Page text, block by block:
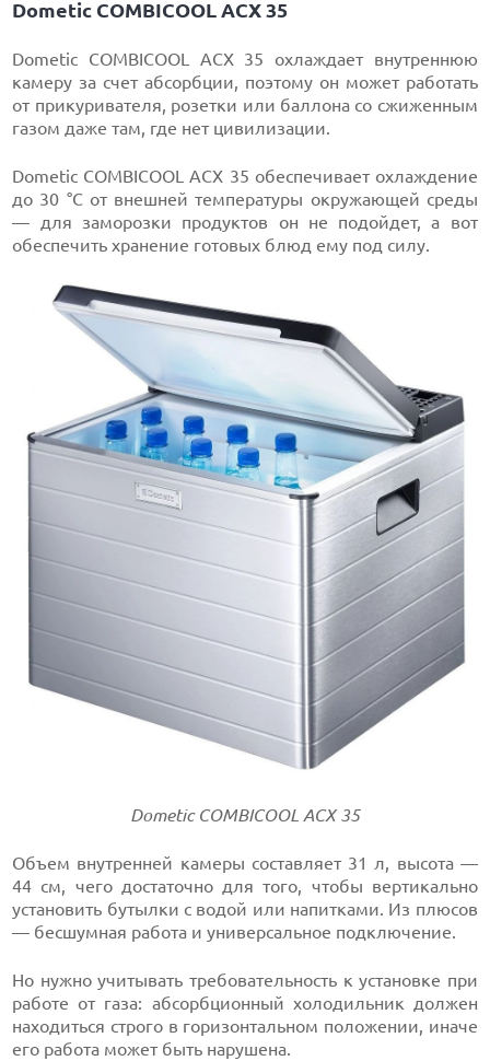
Dometic COMBICOOL ACX 35
Dometic COMBICOOL ACX 35 охлаждает внутреннюю
камеру за счет абсорбции, поэтому он может работать
от прикуривателя, розетки или баллона со сжиженным
газом даже там, где нет цивилизации.
Dometic COMBICOOL ACX 35 обеспечивает охлаждение
до 30 °C от внешней температуры окружающей среды
— для заморозки продуктов он не подойдет, а вот
обеспечить хранение готовых блюд ему под силу.
Dometic COMBICOOL ACX 35
Объем внутренней камеры составляет 31 л, высота —
44 см, чего достаточно для того, чтобы вертикально
установить бутылки с водой или напитками. Из плюсов
— бесшумная работа и универсальное подключение.
Но нужно учитывать требовательность к установке при
работе от газа: абсорбционный холодильник должен
находиться строго в горизонтальном положении, иначе
его работа может быть нарушена.